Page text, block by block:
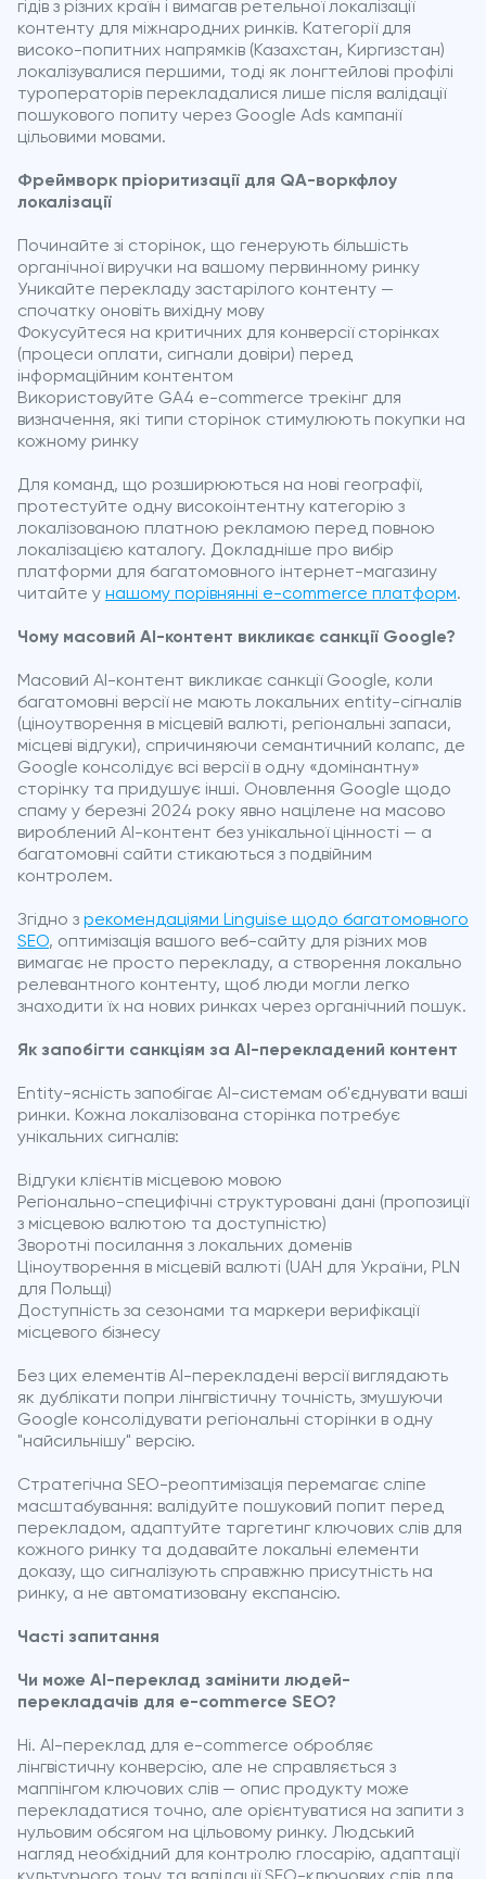
гідів з різних країн і вимагав ретельної локалізації
контенту для міжнародних ринків. Категорії для
високо-попитних напрямків (Казахстан, Киргизстан)
локалізувалися першими, тоді як лонгтейлові профілі
туроператорів перекладалися лише після валідації
пошукового попиту через Google Ads кампанії
цільовими мовами.
Фреймворк пріоритизації для QA-воркфлоу
локалізації
Починайте зі сторінок, що генерують більшість
органічної виручки на вашому первинному ринку
Уникайте перекладу застарілого контенту —
спочатку оновіть вихідну мову
Фокусуйтеся на критичних для конверсії сторінках
(процеси оплати, сигнали довіри) перед
інформаційним контентом
Використовуйте GA4 e-commerce трекінг для
визначення, які типи сторінок стимулюють покупки на
кожному ринку
Для команд, що розширюються на нові географії,
протестуйте одну високоінтентну категорію з
локалізованою платною рекламою перед повною
локалізацією каталогу. Докладніше про вибір
платформи для багатомовного інтернет-магазину
читайте у нашому порівнянні e-commerce платформ.
Чому масовий AI-контент викликає санкції Google?
Масовий AI-контент викликає санкції Google, коли
багатомовні версії не мають локальних entity-сігналів
(ціноутворення в місцевій валюті, регіональні запаси,
місцеві відгуки), спричиняючи семантичний колапс, де
Google консолідує всі версії в одну «домінантну»
сторінку та придушує інші. Оновлення Google щодо
спаму у березні 2024 року явно націлене на масово
вироблений AI-контент без унікальної цінності — а
багатомовні сайти стикаються з подвійним
контролем.
Згідно з рекомендаціями Linguise щодо багатомовного
SEO, оптимізація вашого веб-сайту для різних мов
вимагає не просто перекладу, а створення локально
релевантного контенту, щоб люди могли легко
знаходити їх на нових ринках через органічний пошук.
Як запобігти санкціям за AI-перекладений контент
Entity-ясність запобігає AI-системам об'єднувати ваші
ринки. Кожна локалізована сторінка потребує
унікальних сигналів:
Відгуки клієнтів місцевою мовою
Регіонально-специфічні структуровані дані (пропозиції
з місцевою валютою та доступністю)
Зворотні посилання з локальних доменів
Ціноутворення в місцевій валюті (UAH для України, PLN
для Польщі)
Доступність за сезонами та маркери верифікації
місцевого бізнесу
Без цих елементів AI-перекладені версії виглядають
як дублікати попри лінгвістичну точність, змушуючи
Google консолідувати регіональні сторінки в одну
"найсильнішу" версію.
Стратегічна SEO-реоптимізація перемагає сліпе
масштабування: валідуйте пошуковий попит перед
перекладом, адаптуйте таргетинг ключових слів для
кожного ринку та додавайте локальні елементи
доказу, що сигналізують справжню присутність на
ринку, а не автоматизовану експансію.
Часті запитання
Чи може AI-переклад замінити людей-
перекладачів для e-commerce SEO?
Ні. AI-переклад для e-commerce обробляє
лінгвістичну конверсію, але не справляється з
маппінгом ключових слів — опис продукту може
перекладатися точно, але орієнтуватися на запити з
нульовим обсягом на цільовому ринку. Людський
нагляд необхідний для контролю глосарію, адаптації